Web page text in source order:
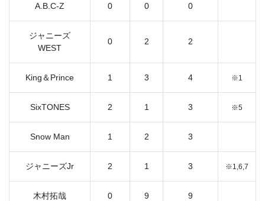
A.B.C-Z 0 0 0
ジャニーズ
WEST
0 2 2
King＆Prince 1 3 4 ※1
SixTONES 2 1 3 ※5
Snow Man 1 2 3
ジャニーズJr 2 1 3 ※1,6,7
木村拓哉 0 9 9